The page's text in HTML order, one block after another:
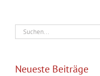
Suche
nach:
Neueste Beiträge